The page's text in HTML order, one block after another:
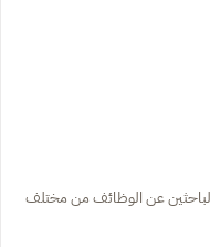
عن الوظائف من مختلف